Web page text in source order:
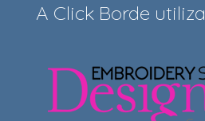
A Click Borde utiliza